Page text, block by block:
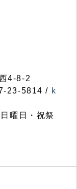
4-8-2
23-5814 / k
曜日・祝祭